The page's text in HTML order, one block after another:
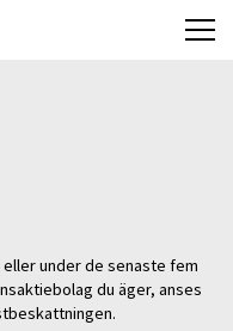
under de senaste fem
du äger, anses